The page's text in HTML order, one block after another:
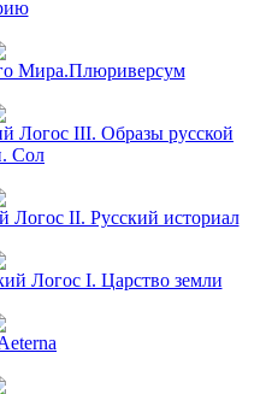
Мира.Плюриверсум
Логос III. Образы русской
Сол
Логос II. Русский историал
Логос I. Царство земли